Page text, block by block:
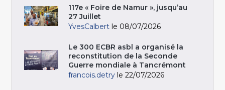
117e « Foire de Namur », jusqu’au
27 Juillet
YvesCalbert le 08/07/2026
Le 300 ECBR asbl a organisé la
reconstitution de la Seconde
Guerre mondiale à Tancrémont
francois.detry le 22/07/2026